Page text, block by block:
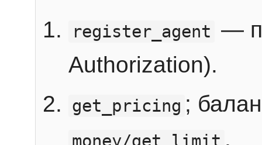
register_agent —
Authorization).
get_pricing ;
.